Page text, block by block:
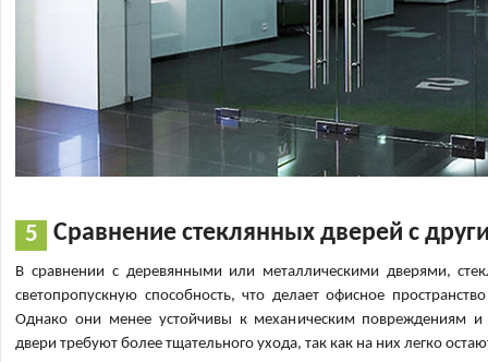
Сравнение стеклянных дверей с
В сравнении с деревянными или металлическими дверями,
светопропускную способность, что делает офисное
Однако они менее устойчивы к механическим повреждениям и
двери требуют более тщательного ухода, так как на них легко